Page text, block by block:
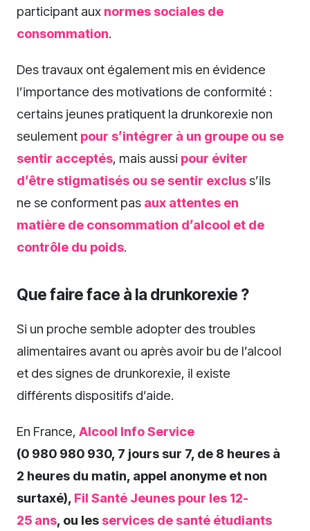
participant aux normes sociales de
consommation.
Des travaux ont également mis en évidence
l’importance des motivations de conformité :
certains jeunes pratiquent la drunkorexie non
seulement pour s’intégrer à un groupe ou se
sentir acceptés, mais aussi pour éviter
d’être stigmatisés ou se sentir excluss’ils
ne se conforment pas aux attentes en
matière de consommation d’alcool et de
contrôle du poids.
Que faire face à la drunkorexie ?
Si un proche semble adopter des troubles
alimentaires avant ou après avoir bu de l’alcool
et des signes de drunkorexie, il existe
différents dispositifs d’aide.
En France, Alcool Info Service
(0 980 980 930, 7 jours sur 7, de 8 heures à
2 heures du matin, appel anonyme et non
surtaxé), Fil Santé Jeunes pour les 12-
25 ans, ou les services de santé étudiants